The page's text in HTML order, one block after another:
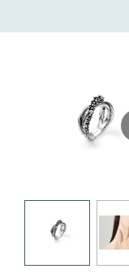
au